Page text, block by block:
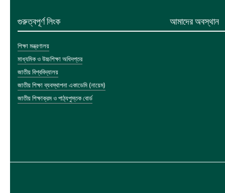
গুরুত্বপূর্ণ লিংক
শিক্ষা মন্ত্রণালয়
মাধ্যমিক ও উচ্চশিক্ষা অধিদপ্তর
জাতীয় বিশ্ববিদ্যালয়
জাতীয় শিক্ষা ব্যবস্থাপনা একাডেমি (নায়েম)
জাতীয় শিক্ষাক্রম ও পাঠ্যপুস্তক বোর্ড
আমাদের অবস্থান